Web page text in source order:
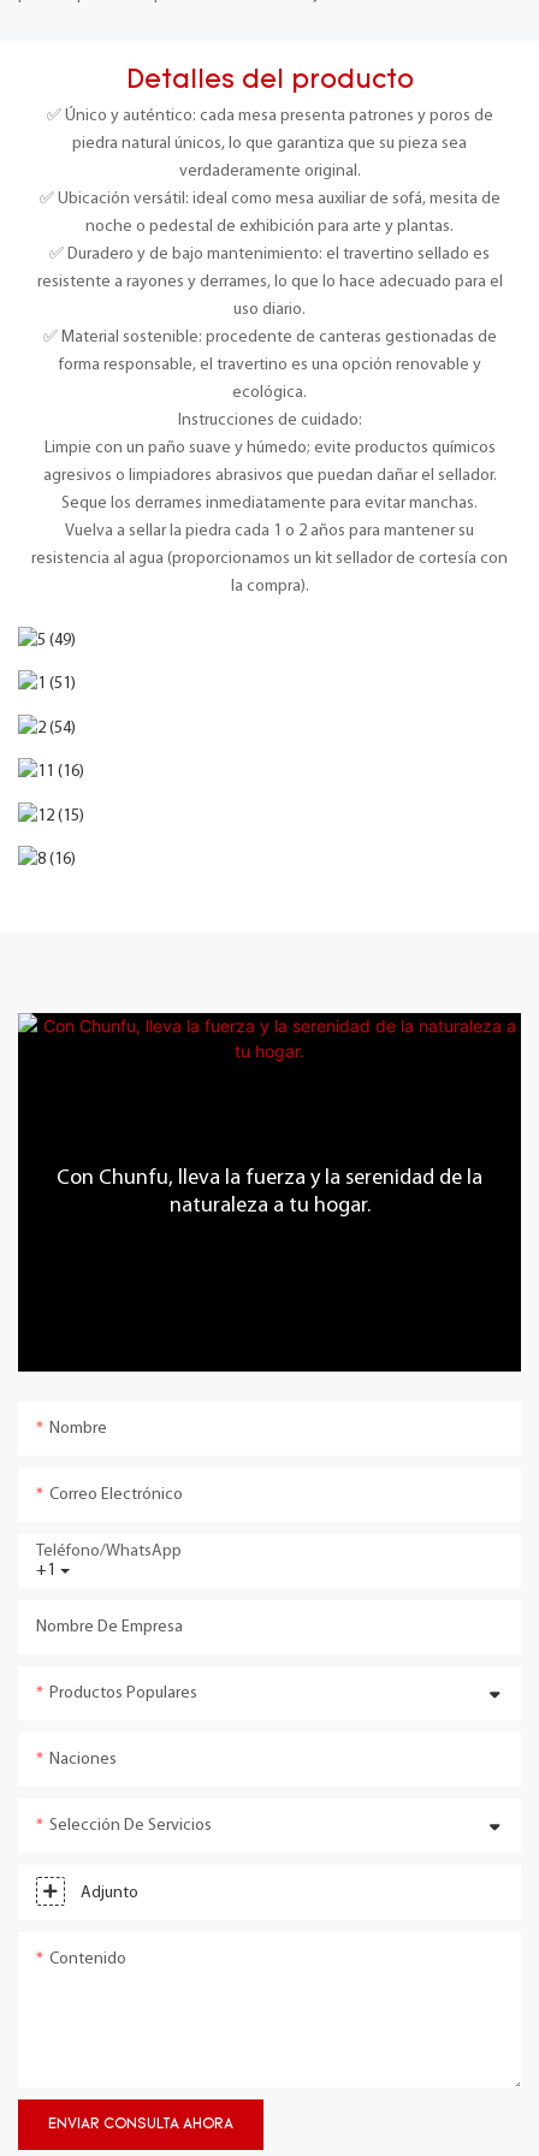
Detalles del producto
✅ Único y auténtico: cada mesa presenta patrones y poros de
piedra natural únicos, lo que garantiza que su pieza sea
verdaderamente original.
✅ Ubicación versátil: ideal como mesa auxiliar de sofá, mesita de
noche o pedestal de exhibición para arte y plantas.
✅ Duradero y de bajo mantenimiento: el travertino sellado es
resistente a rayones y derrames, lo que lo hace adecuado para el
uso diario.
✅ Material sostenible: procedente de canteras gestionadas de
forma responsable, el travertino es una opción renovable y
ecológica.
Instrucciones de cuidado:
Limpie con un paño suave y húmedo; evite productos químicos
agresivos o limpiadores abrasivos que puedan dañar el sellador.
Seque los derrames inmediatamente para evitar manchas.
Vuelva a sellar la piedra cada 1 o 2 años para mantener su
resistencia al agua (proporcionamos un kit sellador de cortesía con
la compra).
Con Chunfu, lleva la fuerza y ​​la serenidad de la
naturaleza a tu hogar.
Nombre
Correo Electrónico
+1
Teléfono/WhatsApp
Nombre De Empresa
Productos Populares
Naciones
Selección De Servicios
Adjunto
Contenido
ENVIAR CONSULTA AHORA